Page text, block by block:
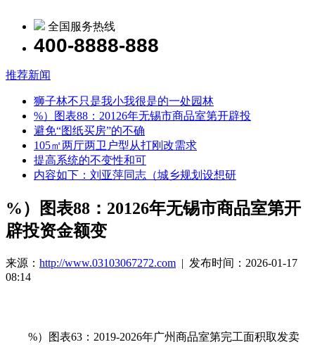
全国服务热线
400-8888-888
推荐新闻
狮子林不只是我小我很是的一处园林
%）图表88：20126年无锡市商品室第开辟投
避免“图纸买房”的不确
105㎡两厅两卫户型从打刚改需求
提高系统的不变性和可
内容如下：刘亚萍同志（城乡规划设想研
%）图表88：20126年无锡市商品室第开
辟投资金额变
来源： http://www.03103067272.com | 发布时间：2026-01-17
08:14
%）图表63：2019-2026年广州商品室第完工面积取发卖